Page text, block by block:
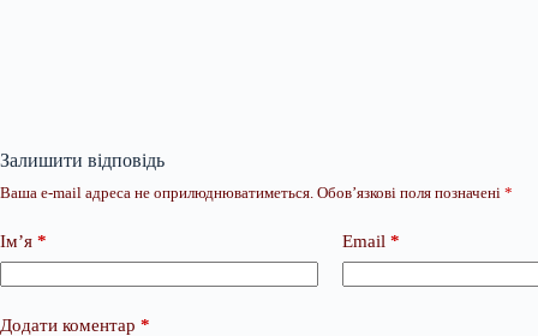
Залишити відповідь
Ваша e-mail адреса не оприлюднюватиметься. Обов’язкові поля позначені *
Ім’я * Email *
Додати коментар *